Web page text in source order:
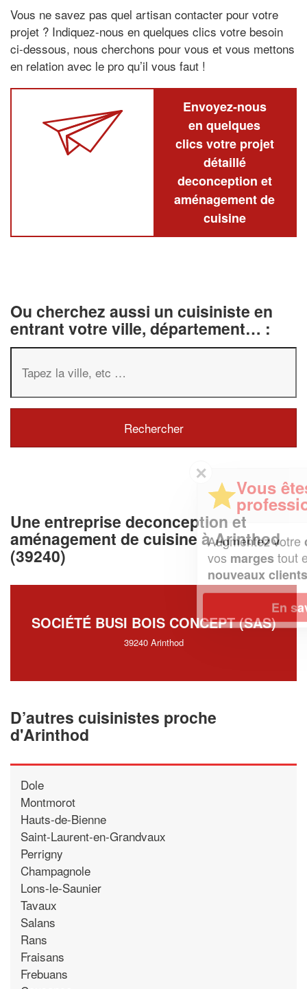
Vous ne savez pas quel artisan contacter pour votre
projet ? Indiquez-nous en quelques clics votre besoin
ci-dessous, nous cherchons pour vous et vous mettons
en relation avec le pro qu’il vous faut !
Envoyez-nous
en quelques
clics votre projet
détaillé
deconception et
aménagement de
cuisine
Ou cherchez aussi un cuisiniste en
entrant votre ville, département… :
Une entreprise deconception et
aménagement de cuisine à Arinthod
(39240)
SOCIÉTÉ BUSI BOIS CONCEPT (SAS)
39240 Arinthod
D’autres cuisinistes proche
d'Arinthod
Dole
Montmorot
Hauts-de-Bienne
Saint-Laurent-en-Grandvaux
Perrigny
Champagnole
Lons-le-Saunier
Tavaux
Salans
Rans
Fraisans
Frebuans
Vous êtes un
professionnel ?
Augmentez votrechiffre d'affaireset
tout en gagnant de